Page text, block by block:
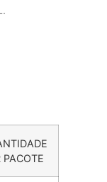
PACOTE